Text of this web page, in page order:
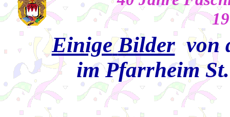
Einige Bildervon
im Pfarrheim